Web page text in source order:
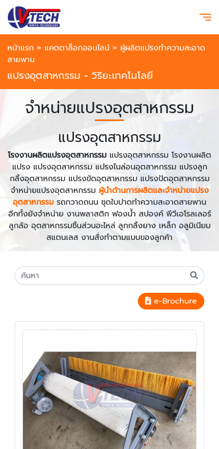
หน้าแรก » แคตตาล็อกออนไลน์ » ผู้ผลิตแปรงทำความสะอาด
สายพาน
แปรงอุตสาหกรรม - วิริยะเทคโนโลยี
จำหน่ายแปรงอุตสาหกรรม
แปรงอุตสาหกรรม
โรงงานผลิตแปรงอุตสาหกรรม แปรงอุตสาหกรรม โรงงานผลิต
แปรง แปรงอุตสาหกรรม แปรงไนล่อนอุตสาหกรรม แปรงลูก
กลิ้งอุตสาหกรรม แปรงขัดอุตสาหกรรม แปรงปัดอุตสาหกรรม
จำหน่ายแปรงอุตสาหกรรม ผู้นำด้านการผลิตและจำหน่ายแปรง
อุตสาหกรรม รถกวาดถนน ชุดใบปาดทำความสะอาดสายพาน
อีกทั้งยังจำหน่าย งานพลาสติก ฟองน้ำ สปองค์ พีวีเอโรลเลอร์
ลูกล้อ อุตสาหกรรมชิ้นส่วนอะไหล่ ลูกกลิ้งยาง เหล็ก อลูมิเนียม
สแตนเลส งานสั่งทำตามแบบของลูกค้า
e-Brochure